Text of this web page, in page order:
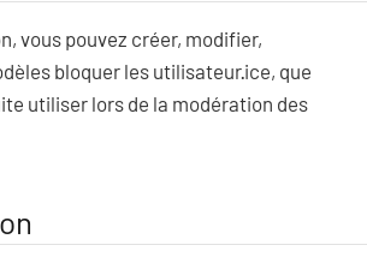
vous pouvez créer, modifier,
bloquer les utilisateur·ice, que
utiliser lors de la modération des